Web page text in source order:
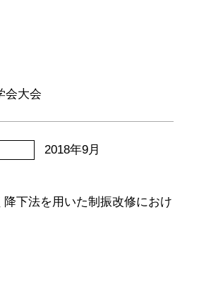
会大会
2018年9月
下法を用いた制振改修におけ